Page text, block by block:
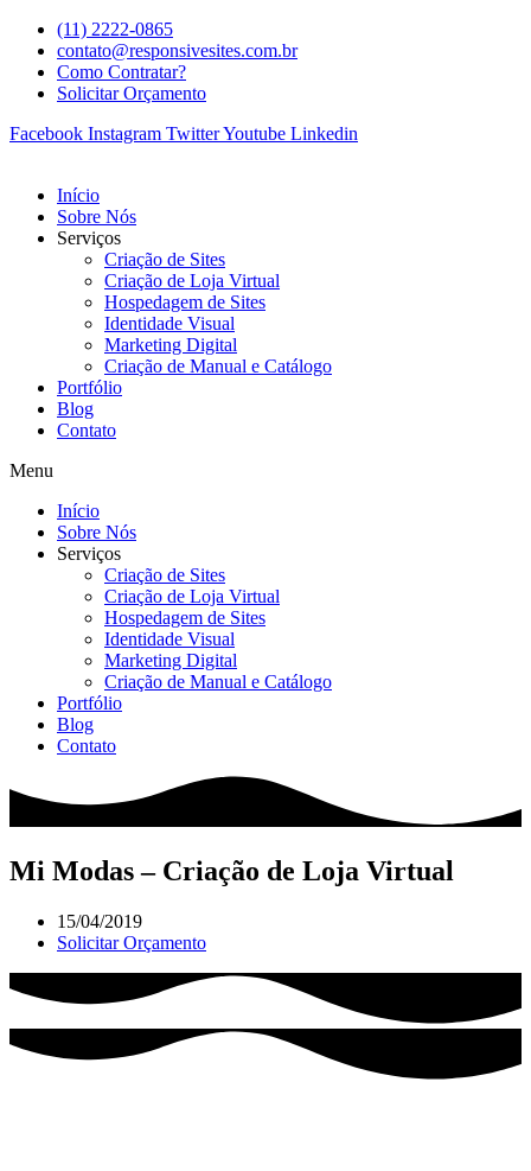
(11) 2222-0865
contato@responsivesites.com.br
Como Contratar?
Solicitar Orçamento
Facebook Instagram TwitterYoutube Linkedin
Início
Sobre Nós
Serviços
Criação de Sites
Criação de Loja Virtual
Hospedagem de Sites
Identidade Visual
Marketing Digital
Criação de Manual e Catálogo
Portfólio
Blog
Contato
Menu
Início
Sobre Nós
Serviços
Criação de Sites
Criação de Loja Virtual
Hospedagem de Sites
Identidade Visual
Marketing Digital
Criação de Manual e Catálogo
Portfólio
Blog
Contato
Mi Modas – Criação de Loja Virtual
15/04/2019
Solicitar Orçamento